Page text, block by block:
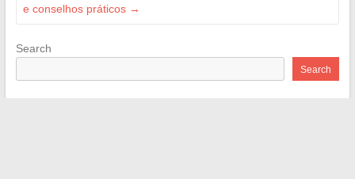
e conselhos práticos →
Search
Search